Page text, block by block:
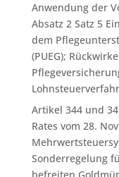
Anwendung der
Absatz 2 Satz 5
dem
(PUEG);
Artikel 344 und
Rates vom 28.
Sonderregelung